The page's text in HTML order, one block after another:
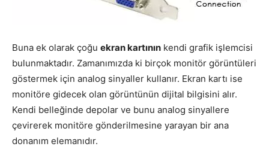
Buna ek olarak çoğu ekran kartının kendi grafik işlemcisi
bulunmaktadır. Zamanımızda ki birçok monitör görüntüleri
göstermek için analog sinyaller kullanır. Ekran kartı ise
monitöre gidecek olan görüntünün dijital bilgisini alır.
Kendi belleğinde depolar ve bunu analog sinyallere
çevirerek monitöre gönderilmesine yarayan bir ana
donanım elemanıdır.